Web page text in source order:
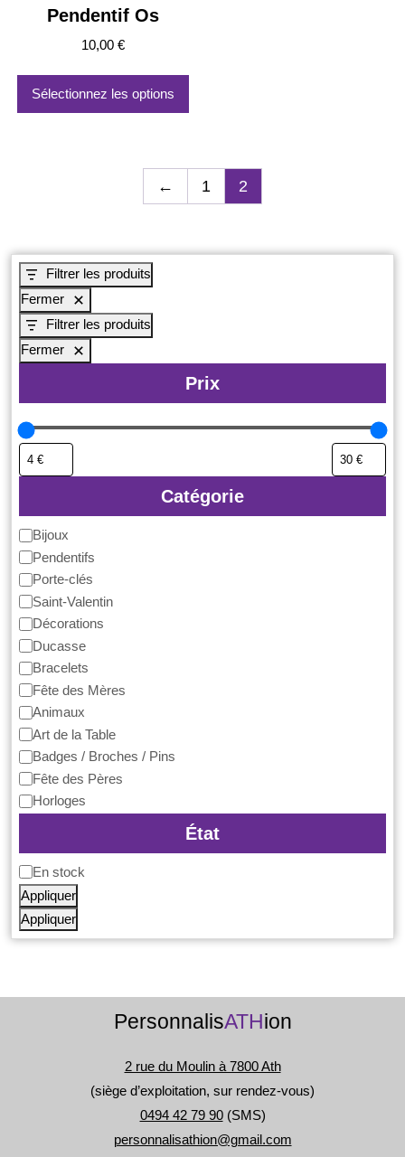
Pendentif Os
10,00 €
Sélectionnez les options
← 1 2
Filtrer les produits
Fermer
Filtrer les produits
Fermer
Prix
Catégorie
Catégorie
Bijoux
Pendentifs
Porte-clés
Saint-Valentin
Décorations
Ducasse
Bracelets
Fête des Mères
Animaux
Art de la Table
Badges / Broches / Pins
Fête des Pères
Horloges
État
Disponibilité
En stock
Appliquer
Appliquer
PersonnalisATH ion
2 rue du Moulin à 7800 Ath
(siège d’exploitation, sur rendez-vous)
0494 42 79 90(SMS)
personnalisathion@gmail.com